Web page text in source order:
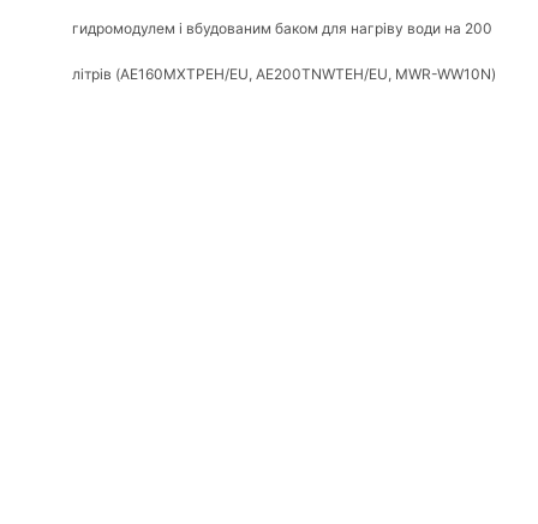
гидромодулем і вбудованим баком для нагріву води на 200
літрів (AE160MXTPEH/EU, AE200TNWTEH/EU, MWR-WW10N)